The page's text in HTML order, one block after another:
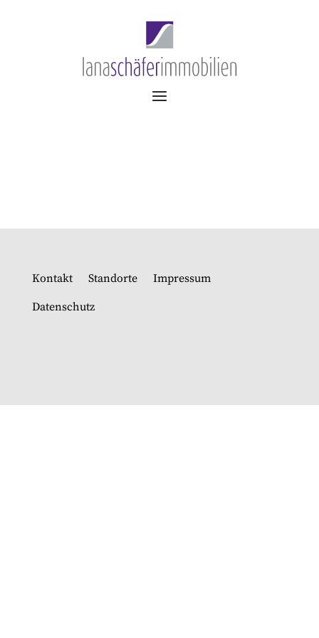
Kontakt Standorte
Impressum
Datenschutz